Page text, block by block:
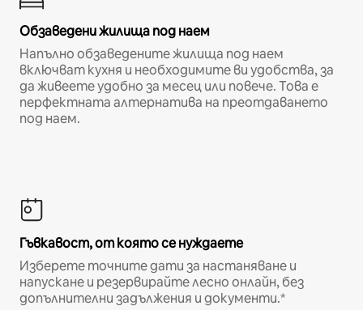
Обзаведени жилища под наем
Напълно обзаведените жилища под наем
включват кухня и необходимите ви удобства, за
да живеете удобно за месец или повече. Това е
перфектната алтернатива на преотдаването
под наем.
Гъвкавост, от която се нуждаете
Изберете точните дати за настаняване и
напускане и резервирайте лесно онлайн, без
допълнителни задължения и документи.*